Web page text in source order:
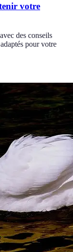
votre
des conseils
pour votre